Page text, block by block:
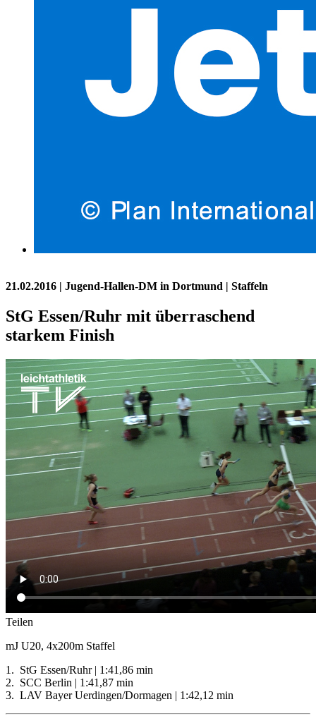
21.02.2016 | Jugend-Hallen-DM in Dortmund | Staffeln
StG Essen/Ruhr mit überraschend
starkem Finish
Teilen
mJ U20, 4x200m Staffel
1. StG Essen/Ruhr | 1:41,86 min
2. SCC Berlin | 1:41,87 min
3. LAV Bayer Uerdingen/Dormagen | 1:42,12 min